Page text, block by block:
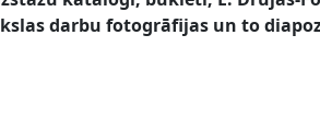
darbu fotogrāfijas un to